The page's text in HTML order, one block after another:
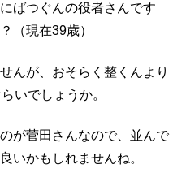
ばつぐんの役者さんです
（現在39歳）
んが、おそらく整くんより
いでしょうか。
が菅田さんなので、並んで
いかもしれませんね。